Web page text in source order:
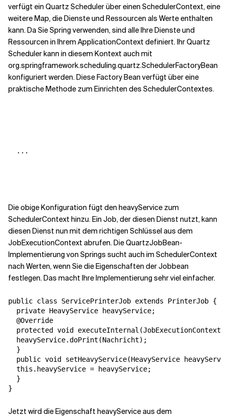
verfügt ein Quartz Scheduler über einen SchedulerContext, eine
weitere Map, die Dienste und Ressourcen als Werte enthalten
kann. Da Sie Spring verwenden, sind alle Ihre Dienste und
Ressourcen in Ihrem ApplicationContext definiert. Ihr Quartz
Scheduler kann in diesem Kontext auch mit
org.springframework.scheduling.quartz.SchedulerFactoryBean
konfiguriert werden. Diese Factory Bean verfügt über eine
praktische Methode zum Einrichten des SchedulerContextes.
  ...
Die obige Konfiguration fügt den heavyService zum
SchedulerContext hinzu. Ein Job, der diesen Dienst nutzt, kann
diesen Dienst nun mit dem richtigen Schlüssel aus dem
JobExecutionContext abrufen. Die QuartzJobBean-
Implementierung von Springs sucht auch im SchedulerContext
nach Werten, wenn Sie die Eigenschaften der Jobbean
festlegen. Das macht Ihre Implementierung sehr viel einfacher.
public class ServicePrinterJob extends PrinterJob {
  private HeavyService heavyService;
  @Override
protected void executeInternal(JobExecutionContext
  heavyService.doPrint(Nachricht);
  }
public void setHeavyService(HeavyService
  this.heavyService = heavyService;
  }
}
Jetzt wird die Eigenschaft heavyService aus dem